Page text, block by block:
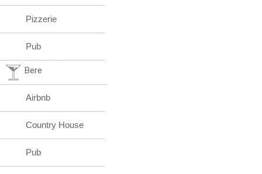
Pizzerie
Pub
Bere
Airbnb
Country House
Pub